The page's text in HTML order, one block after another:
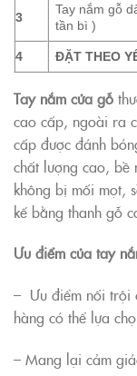
3
Tay nắm gỗ
tần bì )
4 ĐẶT THEO
Tay nắm cửa gỗ
cao cấp, ngoài ra
cấp được đánh
chất lượng cao, bề
không bị mối mọt,
kế bằng thanh gỗ
Ưu điểm của tay
– Ưu điểm nổi trội
hàng có thể lựa
– Mang lại cảm